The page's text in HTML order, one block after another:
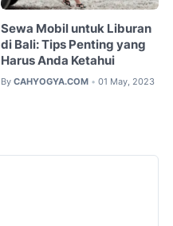
Sewa Mobil untuk Liburan
di Bali: Tips Penting yang
Harus Anda Ketahui
By CAHYOGYA.COM • 01 May, 2023